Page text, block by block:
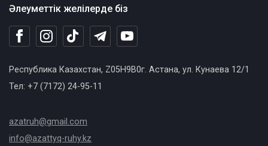
Әлеуметтік желілерде біз
Республика Казахстан, Z05H9B0г. Астана, ул. Кунаева 12/1
Тел: +7 (7172) 24-95-11
azatruh@gmail.com
info@azattyq-ruhy.kz